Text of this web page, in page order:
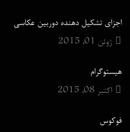
اجزای تشکیل دهنده دوربین عکاسی
ژوئن 01, 2015
هیستوگرام
اکتبر 08, 2015
فوکوس